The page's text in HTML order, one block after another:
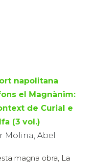
napolitana
el Magnànim:
de Curial e
(3 vol.)
Molina, Abel
magna obra, La